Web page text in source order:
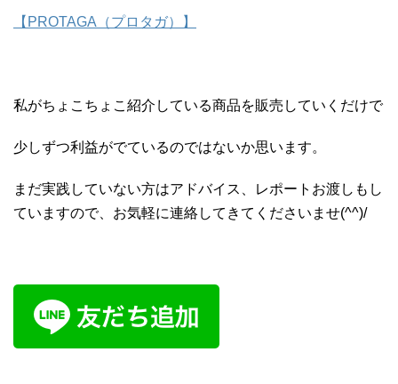
【PROTAGA（プロタガ）】
私がちょこちょこ紹介している商品を販売していくだけで
少しずつ利益がでているのではないか思います。
まだ実践していない方はアドバイス、レポートお渡しもし
ていますので、お気軽に連絡してきてくださいませ(^^)/